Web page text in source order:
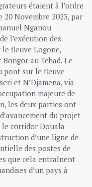
étaient à l’ordre
20 Novembre 2023, par
Nganou
l’exécution des
fleuve Logone,
au Tchad. Le
pont sur le fleuve
et N’Djamena, via
majeure de
les deux parties ont
du projet
corridor Douala –
d’une ligne de
des postes de
que cela entraînent
d’un pays à